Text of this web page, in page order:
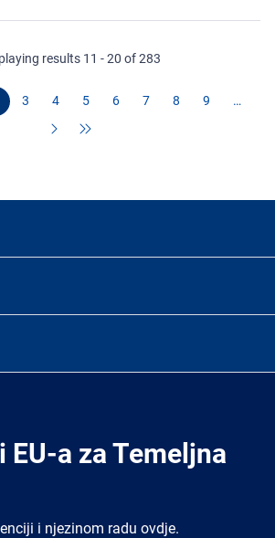
results 11 - 20 of 283
3 4 5 6 7 8 9 …
EU-a za Temeljna
i njezinom radu ovdje.